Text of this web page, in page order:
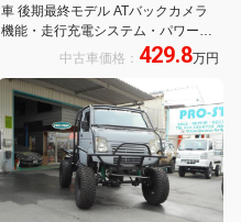
車 後期最終モデル ATバックカメラ
機能・走行充電システム・パワーウ
ィンドー・キーレス・ベルギーシー
ト生地・FRPルーフ・シンクギャレ
ー付シャワーヘッド
中古車価格： 429.8万円